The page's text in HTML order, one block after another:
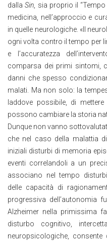
dallaSin , sia proprio il
medicina, nell’approccio e
in quelle neurologiche. «Il
ogni volta contro il tempo per
e l’accuratezza
comparsa dei primi sintomi,
danni che spesso
malati. Ma non solo: la
laddove possibile, di
possono cambiare la storia
Dunque non vanno
che nel caso della malattia
iniziali disturbi di memoria
eventi correlandoli a un
associano nel tempo disturbi
delle capacità di
progressiva dell’autonomia
Alzheimer nella primissima
disturbo cognitivo,
neuropsicologiche,